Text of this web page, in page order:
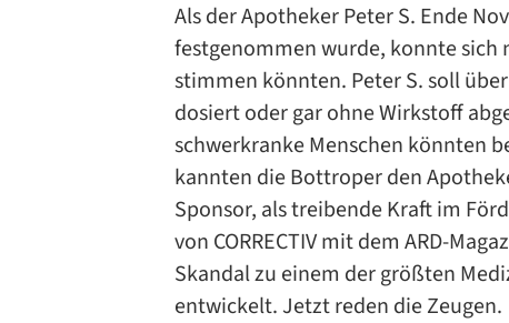
Als der Apotheker Peter S. Ende
festgenommen wurde, konnte sich
stimmen könnten. Peter S. soll
dosiert oder gar ohne Wirkstoff
schwerkranke Menschen könnten
kannten die Bottroper den
Sponsor, als treibende Kraft im
von CORRECTIV mit dem ARD-
Skandal zu einem der größten
entwickelt. Jetzt reden die Zeugen.